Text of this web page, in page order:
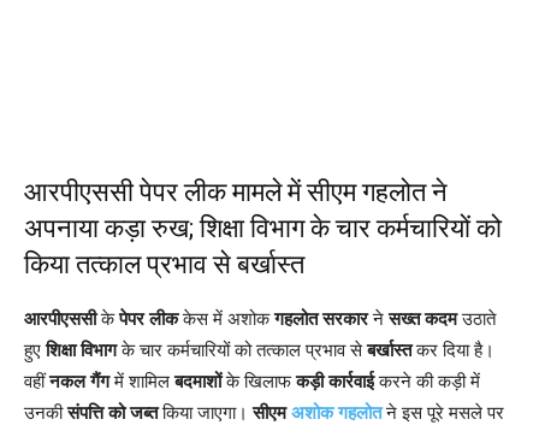
आरपीएससी पेपर लीक मामले में सीएम गहलोत ने
अपनाया कड़ा रुख; शिक्षा विभाग के चार कर्मचारियों को
किया तत्काल प्रभाव से बर्खास्त
आरपीएससीकेपेपर लीककेस में अशोकगहलोत सरकारनेसख्त कदमउठाते
हुएशिक्षा विभागके चार कर्मचारियों को तत्काल प्रभाव सेबर्खास्तकर दिया है।
वहींनकल गैंगमें शामिलबदमाशोंके खिलाफकड़ी कार्रवाईकरने की कड़ी में
उनकीसंपत्ति को जब्तकिया जाएगा। सीएमअशोक गहलोत ने इस पूरे मसले पर